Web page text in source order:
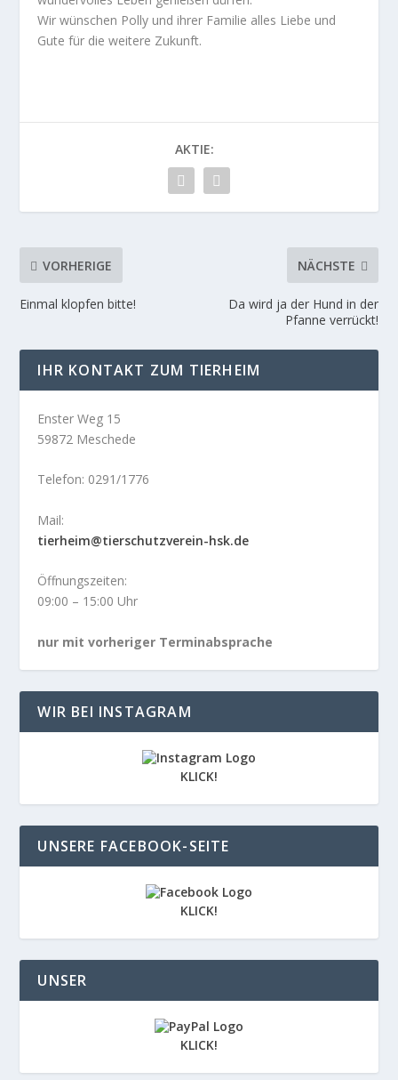
Wir wünschen Polly und ihrer Familie alles Liebe und
Gute für die weitere Zukunft.
AKTIE:
VORHERIGE
Einmal klopfen bitte!
NÄCHSTE
Da wird ja der Hund in der
Pfanne verrückt!
IHR KONTAKT ZUM TIERHEIM
Enster Weg 15
59872 Meschede
Telefon: 0291/1776
Mail:
tierheim@tierschutzverein-hsk.de
Öffnungszeiten:
09:00 – 15:00 Uhr
nur mit vorheriger Terminabsprache
WIR BEI INSTAGRAM
KLICK!
UNSERE FACEBOOK-SEITE
KLICK!
UNSER
KLICK!